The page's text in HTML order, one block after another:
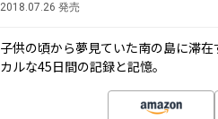
2018.07.26 発売
子供の頃から夢見ていた南の島に滞
カルな45日間の記録と記憶。